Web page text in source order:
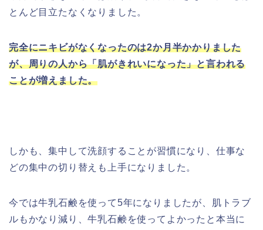
とんど目立たなくなりました。
完全にニキビがなくなったのは2か月半かかりました
が、周りの人から「肌がきれいになった」と言われる
ことが増えました。
しかも、集中して洗顔することが習慣になり、仕事な
どの集中の切り替えも上手になりました。
今では牛乳石鹸を使って5年になりましたが、肌トラブ
ルもかなり減り、牛乳石鹸を使ってよかったと本当に